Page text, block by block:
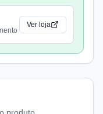
Ver loja